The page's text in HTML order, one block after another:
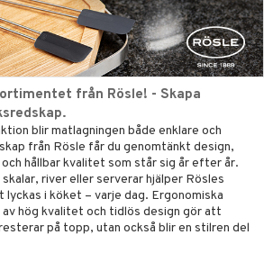
från Rösle! - Skapa
blir matlagningen både enklare och
från Rösle får du genomtänkt design,
hållbar kvalitet som står sig år efter år.
river eller serverar hjälper Rösles
i köket – varje dag. Ergonomiska
hög kvalitet och tidlös design gör att
på topp, utan också blir en stilren del